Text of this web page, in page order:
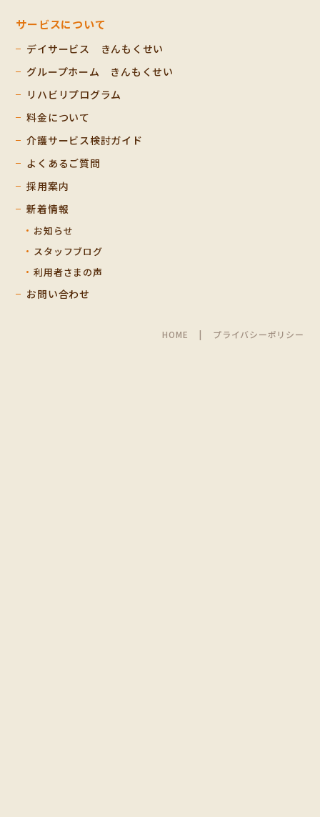
サービスについて
デイサービス きんもくせい
グループホーム きんもくせい
リハビリプログラム
料金について
介護サービス検討ガイド
よくあるご質問
採用案内
新着情報
お知らせ
スタッフブログ
利用者さまの声
お問い合わせ
HOME プライバシーポリシー